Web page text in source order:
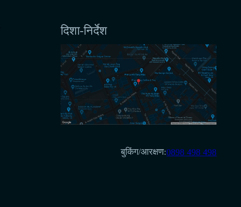
दिशा-निर्देश
बुकिंग/आरक्षण:0898 498 498